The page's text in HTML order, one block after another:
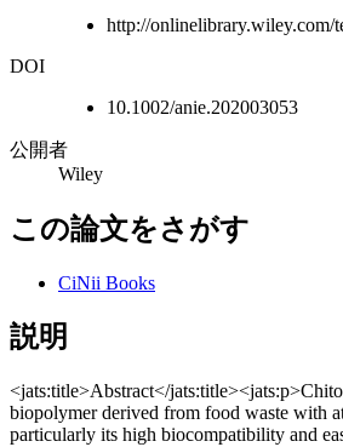
http://onlinelibrary.wiley.com/
DOI
10.1002/anie.202003053
公開者
Wiley
この論文をさがす
CiNii Books
説明
<jats:title>Abstract</
biopolymer derived from food waste with
particularly its high biocompatibility and